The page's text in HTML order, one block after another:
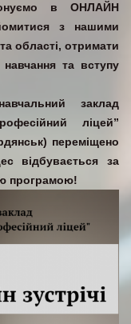
в ОНЛАЙН
з нашими
області, отримати
та вступу
заклад
ліцей”
переміщено
відбувається за
програмою!